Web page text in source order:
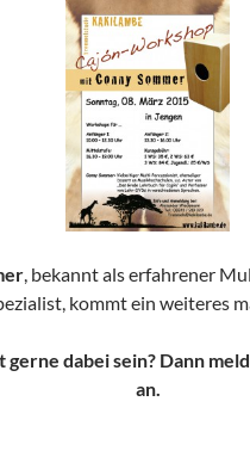
, bekannt als erfahrener
kommt ein weiteres
gerne dabei sein? Dann
an.